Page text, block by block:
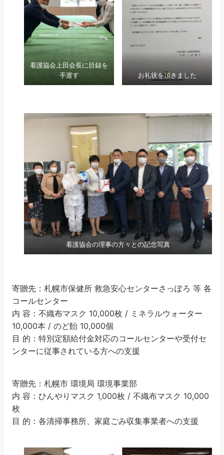
看護協会上田会長に目録を
手渡す
お礼状を頂きました
看護協会の理事の方々との記念写真
寄贈先：札幌市保健所 救急安心センターさっぽろ 等 各
コールセンター
内 容：不織布マスク 10,000枚 / ミネラルウォーター
10,000本 / のど飴 10,000個
目 的：特別定額給付金対応のコールセンターや受付セ
ンターに従事されている方への支援
寄贈先：札幌市 環境局 環境事業部
内 容：ひんやりマスク 1,000枚 / 不織布マスク 10,000
枚
目 的：各清掃事務所、家庭ごみ収集事業者への支援